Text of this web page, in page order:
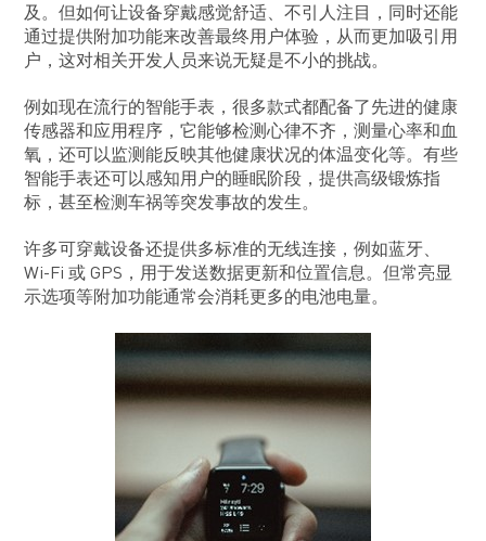
及。但如何让设备穿戴感觉舒适、不引人注目，同时还能
通过提供附加功能来改善最终用户体验，从而更加吸引用
户，这对相关开发人员来说无疑是不小的挑战。
例如现在流行的智能手表，很多款式都配备了先进的健康
传感器和应用程序，它能够检测心律不齐，测量心率和血
氧，还可以监测能反映其他健康状况的体温变化等。有些
智能手表还可以感知用户的睡眠阶段，提供高级锻炼指
标，甚至检测车祸等突发事故的发生。
许多可穿戴设备还提供多标准的无线连接，例如蓝牙、
Wi-Fi 或 GPS，用于发送数据更新和位置信息。但常亮显
示选项等附加功能通常会消耗更多的电池电量。